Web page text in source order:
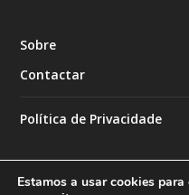
Sobre
Contactar
Política de Privacidade
Estamos a usar cookies